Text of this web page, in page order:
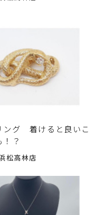
ング 着けると良いこ
？
松高林店